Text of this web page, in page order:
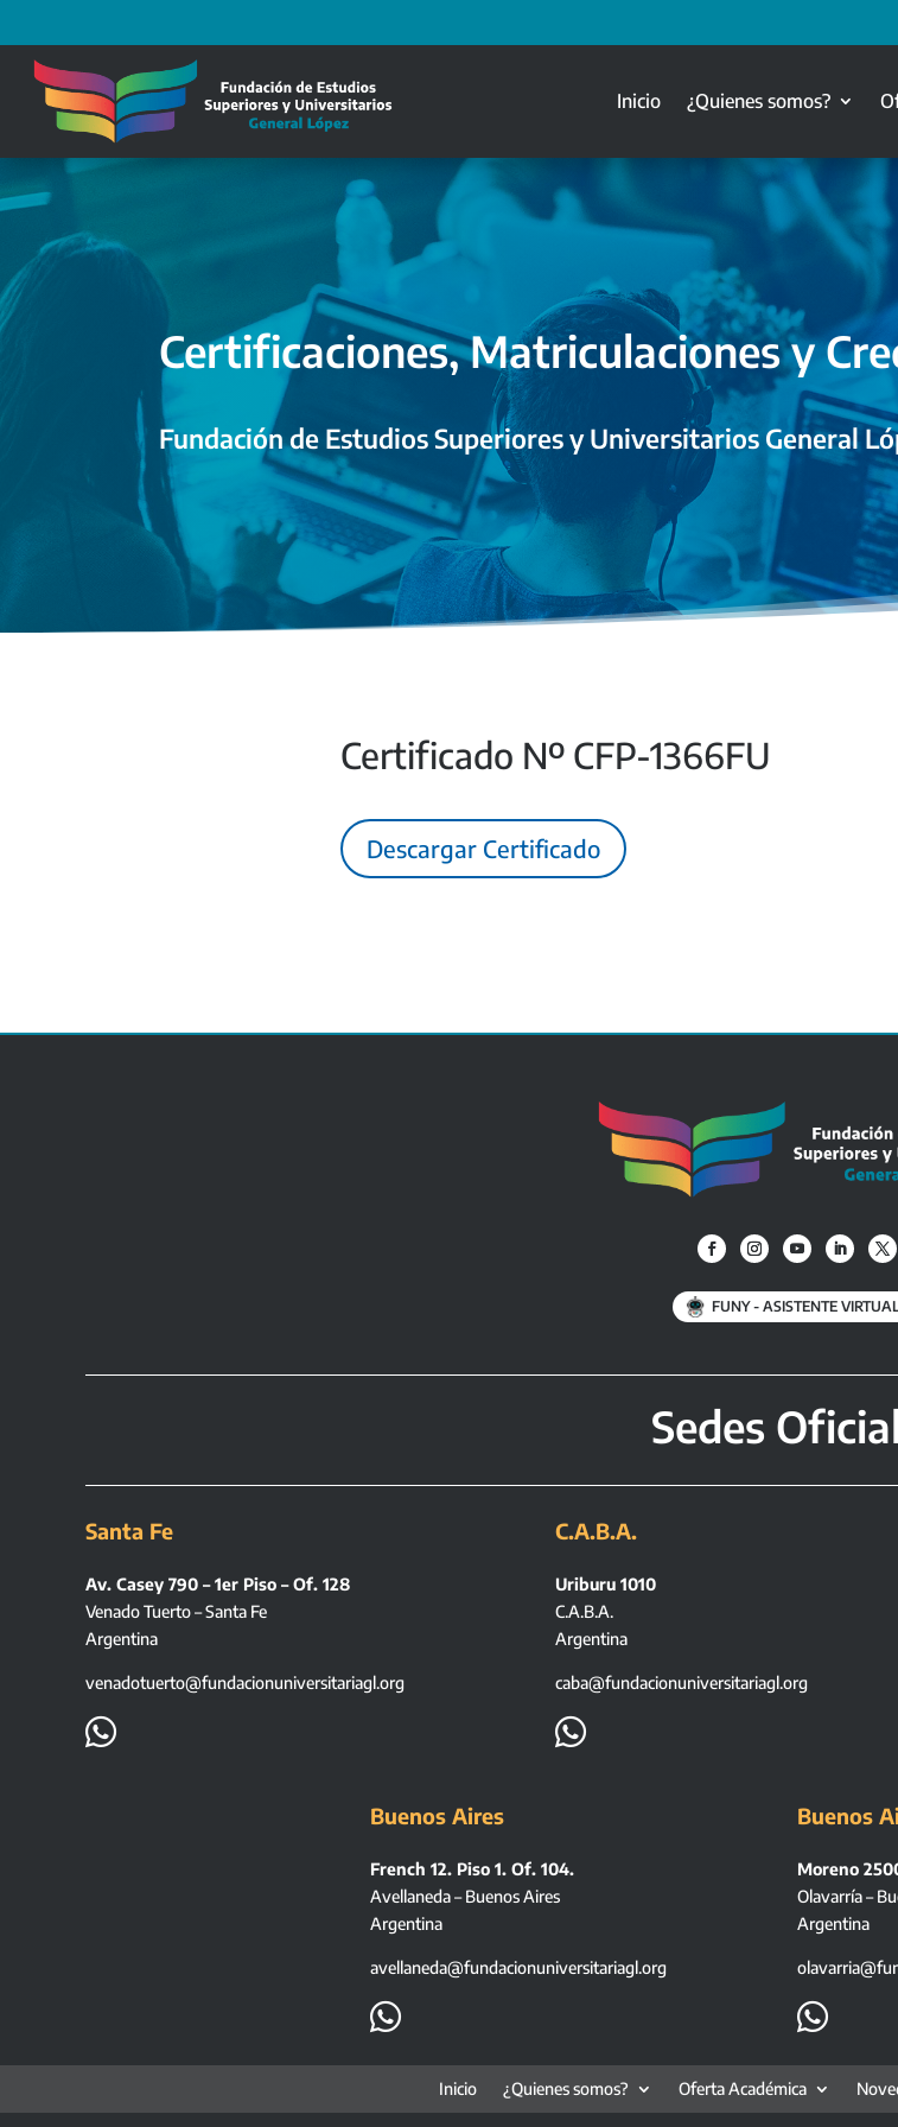
Inicio ¿Quienes somos?
Certificaciones, Matriculaciones y
Fundación de Estudios Superiores y Universitarios General
Certificado Nº CFP-1366FU
Descargar Certificado
FUNY - ASISTENTE
Sedes
Santa Fe
Av. Casey 790 – 1er Piso – Of. 128
Venado Tuerto – Santa Fe
Argentina
venadotuerto@fundacionuniversitariagl.org

C.A.B.A.
Uriburu 1010
C.A.B.A.
Argentina
caba@fundacionuniversitariagl.org

Buenos Aires
French 12. Piso 1. Of. 104.
Avellaneda – Buenos Aires
Argentina
avellaneda@fundacionuniversitariagl.org

Buenos
Moreno
Olavarría –
Argentina

Inicio ¿Quienes somos? Oferta Académica